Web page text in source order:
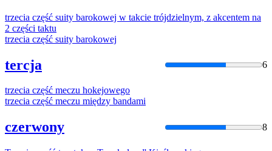
trzecia część suity barokowej w takcie trójdzielnym, z akcentem na
2 części taktu
trzecia część suity barokowej
tercja 6
trzecia część meczu hokejowego
trzecia część meczu między bandami
czerwony 8